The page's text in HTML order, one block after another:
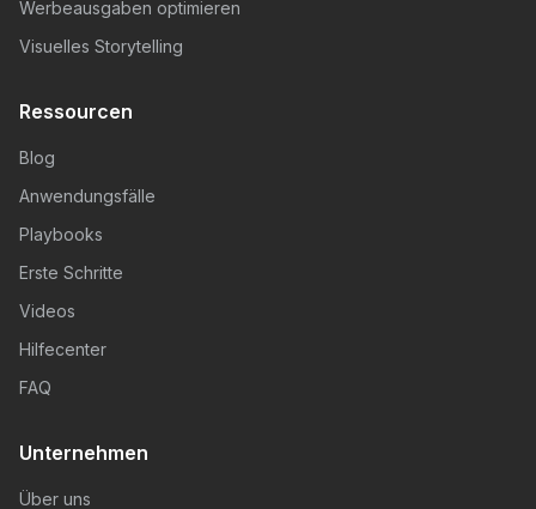
Werbeausgaben optimieren
Visuelles Storytelling
Ressourcen
Blog
Anwendungsfälle
Playbooks
Erste Schritte
Videos
Hilfecenter
FAQ
Unternehmen
Über uns